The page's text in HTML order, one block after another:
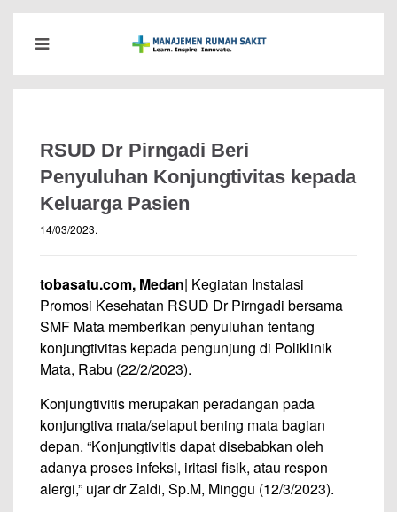
RSUD Dr Pirngadi Beri
Penyuluhan Konjungtivitas kepada
Keluarga Pasien
14/03/2023.
tobasatu.com, Medan| Kegiatan Instalasi
Promosi Kesehatan RSUD Dr Pirngadi bersama
SMF Mata memberikan penyuluhan tentang
konjungtivitas kepada pengunjung di Poliklinik
Mata, Rabu (22/2/2023).
Konjungtivitis merupakan peradangan pada
konjungtiva mata/selaput bening mata bagian
depan. “Konjungtivitis dapat disebabkan oleh
adanya proses infeksi, iritasi fisik, atau respon
alergi,” ujar dr Zaldi, Sp.M, Minggu (12/3/2023).